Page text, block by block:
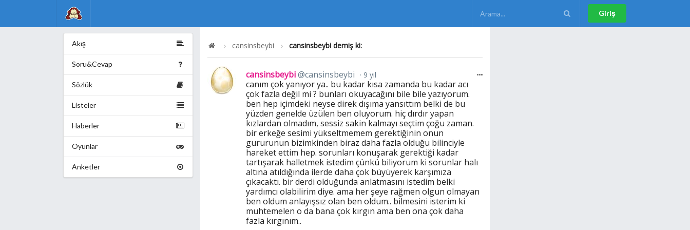
Akış
Soru&Cevap
Sözlük
Listeler
Haberler
Oyunlar
Anketler
cansinsbeybi cansinsbeybi demiş ki:
cansinsbeybi@cansinsbeybi 9 yıl
canım çok yanıyor ya.. bu kadar kısa zamanda bu kadar acı
çok fazla değil mi ? bunları okuyacağını bile bile yazıyorum.
ben hep içimdeki neyse direk dışıma yansıttım belki de bu
yüzden genelde üzülen ben oluyorum. hiç dırdır yapan
kızlardan olmadım, sessiz sakin kalmayı seçtim çoğu zaman.
bir erkeğe sesimi yükseltmemem gerektiğinin onun
gururunun bizimkinden biraz daha fazla olduğu bilinciyle
hareket ettim hep. sorunları konuşarak gerektiği kadar
tartışarak halletmek istedim çünkü biliyorum ki sorunlar halı
altına atıldığında ilerde daha çok büyüyerek karşımıza
çıkacaktı. bir derdi olduğunda anlatmasını istedim belki
yardımcı olabilirim diye. ama her şeye rağmen olgun olmayan
ben oldum anlayışsız olan ben oldum.. bilmesini isterim ki
muhtemelen o da bana çok kırgın ama ben ona çok daha
fazla kırgınım..
Giriş